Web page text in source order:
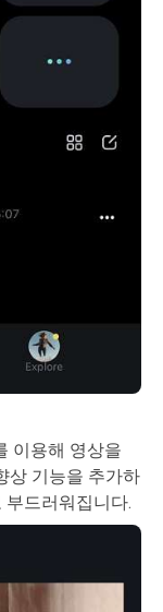
이용해 영상을
상 기능을 추가하
드러워집니다.